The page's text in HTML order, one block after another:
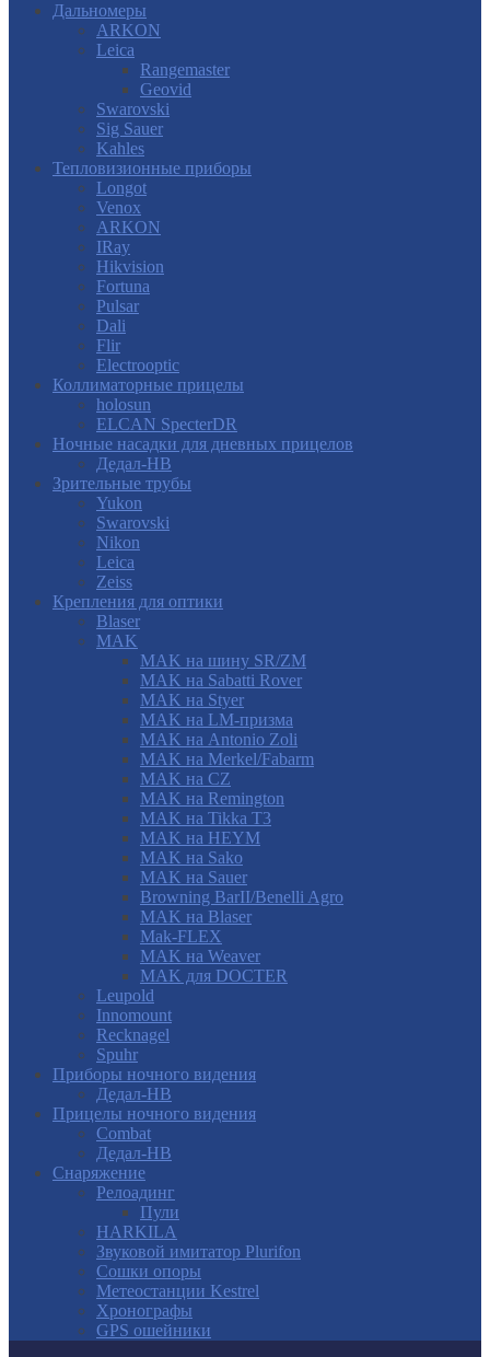
Дальномеры
ARKON
Leica
Rangemaster
Geovid
Swarovski
Sig Sauer
Kahles
Тепловизионные приборы
Longot
Venox
ARKON
IRay
Hikvision
Fortuna
Pulsar
Dali
Flir
Electrooptic
Коллиматорные прицелы
holosun
ELCAN SpecterDR
Ночные насадки для дневных прицелов
Дедал-НВ
Зрительные трубы
Yukon
Swarovski
Nikon
Leica
Zeiss
Крепления для оптики
Blaser
MAK
MAK на шину SR/ZM
MAK на Sabatti Rover
MAK на Styer
MAK на LM-призма
MAK на Antonio Zoli
MAK на Merkel/Fabarm
MAK на CZ
MAK на Remington
MAK на Tikka T3
MAK на HEYM
MAK на Sako
MAK на Sauer
Browning BarII/Benelli Agro
MAK на Blaser
Mak-FLEX
MAK на Weaver
MAK для DOCTER
Leupold
Innomount
Recknagel
Spuhr
Приборы ночного видения
Дедал-НВ
Прицелы ночного видения
Combat
Дедал-НВ
Снаряжение
Релоадинг
Пули
HARKILA
Звуковой имитатор Plurifon
Сошки опоры
Метеостанции Kestrel
Хронографы
GPS ошейники